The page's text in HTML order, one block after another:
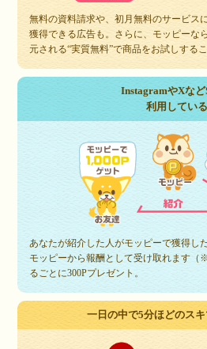
無料の資料請求や、初月無料のサービス
獲得できる広告も。さらに、モッピーな
元される“実質無料”で商品をお試しする
InstagramやXなど
利用している
あなたが紹介した人がモッピーで獲得し
モッピーから報酬として受け取れます（
るごとに300Pプレゼント。
一日の中で5分ほどのス